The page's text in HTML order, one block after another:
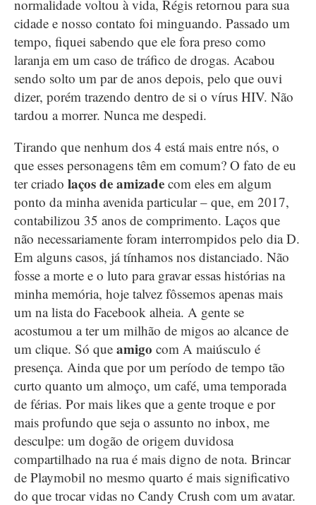
normalidade voltou à vida, Régis retornou para sua
cidade e nosso contato foi minguando. Passado um
tempo, fiquei sabendo que ele fora preso como
laranja em um caso de tráfico de drogas. Acabou
sendo solto um par de anos depois, pelo que ouvi
dizer, porém trazendo dentro de si o vírus HIV. Não
tardou a morrer. Nunca me despedi.
Tirando que nenhum dos 4 está mais entre nós, o
que esses personagens têm em comum? O fato de eu
ter criado laços de amizade com eles em algum
ponto da minha avenida particular – que, em 2017,
contabilizou 35 anos de comprimento. Laços que
não necessariamente foram interrompidos pelo dia D.
Em alguns casos, já tínhamos nos distanciado. Não
fosse a morte e o luto para gravar essas histórias na
minha memória, hoje talvez fôssemos apenas mais
um na lista do Facebook alheia. A gente se
acostumou a ter um milhão de migos ao alcance de
um clique. Só que amigo com A maiúsculo é
presença. Ainda que por um período de tempo tão
curto quanto um almoço, um café, uma temporada
de férias. Por mais likes que a gente troque e por
mais profundo que seja o assunto no inbox, me
desculpe: um dogão de origem duvidosa
compartilhado na rua é mais digno de nota. Brincar
de Playmobil no mesmo quarto é mais significativo
do que trocar vidas no Candy Crush com um avatar.